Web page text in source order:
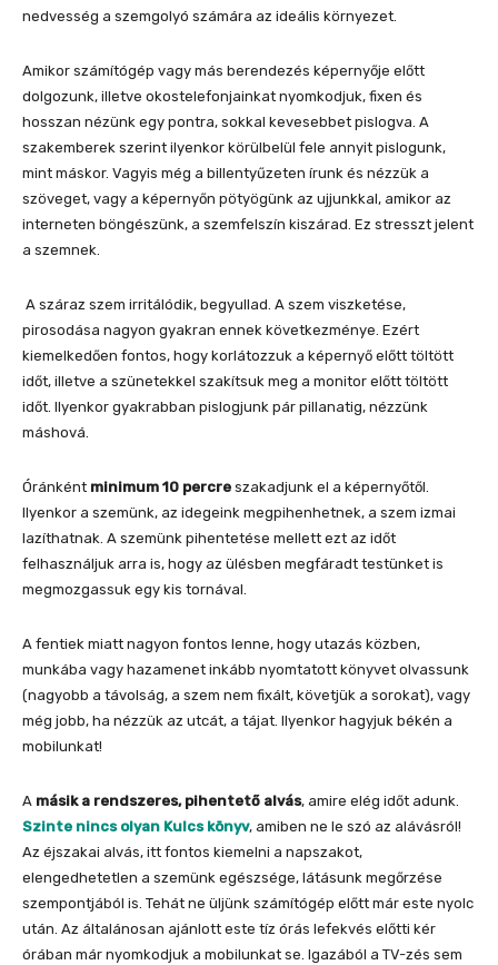
nedvesség a szemgolyó számára az ideális környezet.
Amikor számítógép vagy más berendezés képernyője előtt
dolgozunk, illetve okostelefonjainkat nyomkodjuk, fixen és
hosszan nézünk egy pontra, sokkal kevesebbet pislogva. A
szakemberek szerint ilyenkor körülbelül fele annyit pislogunk,
mint máskor. Vagyis még a billentyűzeten írunk és nézzük a
szöveget, vagy a képernyőn pötyögünk az ujjunkkal, amikor az
interneten böngészünk, a szemfelszín kiszárad. Ez stresszt jelent
a szemnek.
A száraz szem irritálódik, begyullad. A szem viszketése,
pirosodása nagyon gyakran ennek következménye. Ezért
kiemelkedően fontos, hogy korlátozzuk a képernyő előtt töltött
időt, illetve a szünetekkel szakítsuk meg a monitor előtt töltött
időt. Ilyenkor gyakrabban pislogjunk pár pillanatig, nézzünk
máshová.
Óránként minimum 10 percre szakadjunk el a képernyőtől.
Ilyenkor a szemünk, az idegeink megpihenhetnek, a szem izmai
lazíthatnak. A szemünk pihentetése mellett ezt az időt
felhasználjuk arra is, hogy az ülésben megfáradt testünket is
megmozgassuk egy kis tornával.
A fentiek miatt nagyon fontos lenne, hogy utazás közben,
munkába vagy hazamenet inkább nyomtatott könyvet olvassunk
(nagyobb a távolság, a szem nem fixált, követjük a sorokat), vagy
még jobb, ha nézzük az utcát, a tájat. Ilyenkor hagyjuk békén a
mobilunkat!
A másik a rendszeres, pihentető alvás, amire elég időt adunk.
Szinte nincs olyan Kulcs könyv, amiben ne le szó az alávásról!
Az éjszakai alvás, itt fontos kiemelni a napszakot,
elengedhetetlen a szemünk egészsége, látásunk megőrzése
szempontjából is. Tehát ne üljünk számítógép előtt már este nyolc
után. Az általánosan ajánlott este tíz órás lefekvés előtti kér
órában már nyomkodjuk a mobilunkat se. Igazából a TV-zés sem